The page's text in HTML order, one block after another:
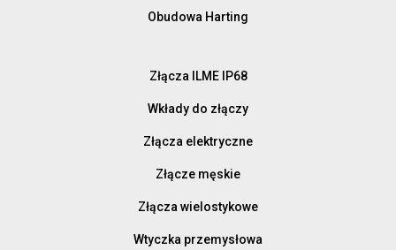
Obudowa Harting
Złącza ILME IP68
Wkłady do złączy
Złącza elektryczne
Złącze męskie
Złącza wielostykowe
Wtyczka przemysłowa